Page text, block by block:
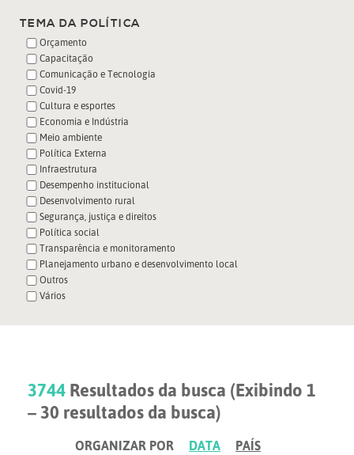
TEMA DA POLÍTICA
Orçamento
Capacitação
Comunicação e Tecnologia
Covid-19
Cultura e esportes
Economia e Indústria
Meio ambiente
Política Externa
Infraestrutura
Desempenho institucional
Desenvolvimento rural
Segurança, justiça e direitos
Política social
Transparência e monitoramento
Planejamento urbano e desenvolvimento local
Outros
Vários
3744 Resultados da busca (Exibindo 1
– 30 resultados da busca)
ORGANIZAR POR DATA
PAÍS